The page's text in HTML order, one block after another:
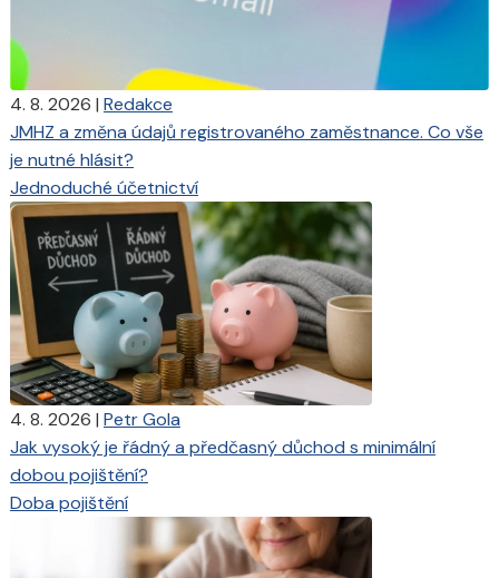
4. 8. 2026 | Redakce
JMHZ a změna údajů registrovaného zaměstnance. Co vše
je nutné hlásit?
Jednoduché účetnictví
4. 8. 2026 | Petr Gola
Jak vysoký je řádný a předčasný důchod s minimální
dobou pojištění?
Doba pojištění